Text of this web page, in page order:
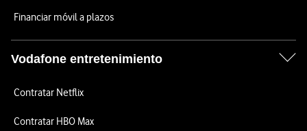
Financiar móvil a plazos
Vodafone entretenimiento
Contratar Netflix
Contratar HBO Max